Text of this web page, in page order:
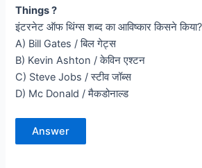
Things ?
इंटरनेट ऑफ थिंग्स शब्द का आविष्कार किसने किया?
A) Bill Gates / बिल गेट्स
B) Kevin Ashton / केविन एश्टन
C) Steve Jobs / स्टीव जॉब्स
D) Mc Donald / मैकडोनाल्ड
Answer